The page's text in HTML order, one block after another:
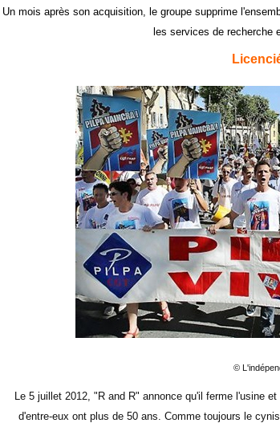
Un mois après son acquisition, le groupe supprime
les services de recherche
©
Le 5 juillet 2012, "R and R" annonce qu'il ferme l'usine
d'entre-eux ont plus de 50 ans. Comme toujours le